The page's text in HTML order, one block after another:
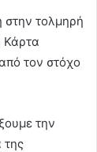
τολμηρή
Κάρτα
τον στόχο
την
της